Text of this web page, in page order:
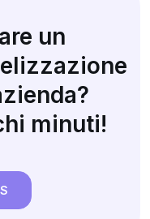
un
minuti!